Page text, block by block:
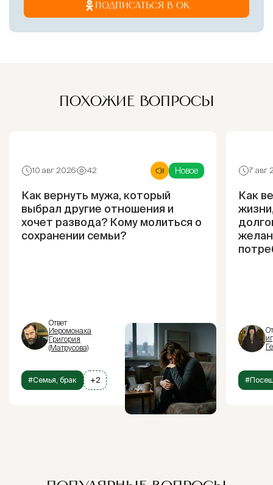
ПОДПИСАТЬСЯ В ОК
ПОХОЖИЕ ВОПРОСЫ
10 авг 2026 42 Новое
Как вернуть мужа, который
выбрал другие отношения и
хочет развода? Кому молиться о
сохранении семьи?
Ответ
Иеромонаха
Григория
(Матрусова)
#Семья, брак +2
7 авг
Как